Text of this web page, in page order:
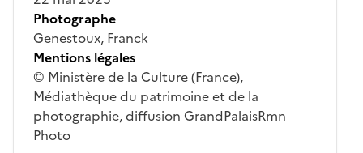
Photographe
Genestoux, Franck
Mentions légales
© Ministère de la Culture (France),
Médiathèque du patrimoine et de la
photographie, diffusion GrandPalaisRmn
Photo